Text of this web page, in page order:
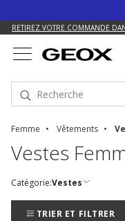
RETIREZ VOTRE COMMANDE
Femme Vêtements
Vestes
Catégorie:Vestes
TRIER ET FILTRER